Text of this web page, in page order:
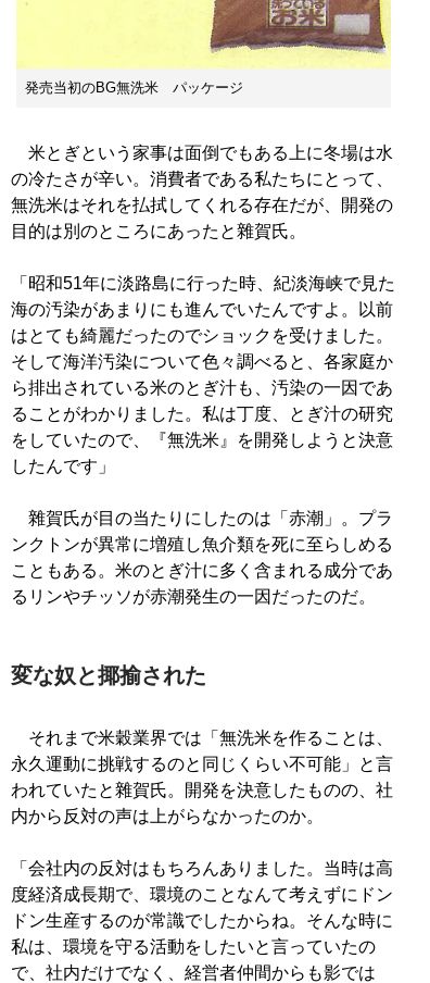
発売当初のBG無洗米 パッケージ
米とぎという家事は面倒でもある上に冬場は水
の冷たさが辛い。消費者である私たちにとって、
無洗米はそれを払拭してくれる存在だが、開発の
目的は別のところにあったと雜賀氏。
「昭和51年に淡路島に行った時、紀淡海峡で見た
海の汚染があまりにも進んでいたんですよ。以前
はとても綺麗だったのでショックを受けました。
そして海洋汚染について色々調べると、各家庭か
ら排出されている米のとぎ汁も、汚染の一因であ
ることがわかりました。私は丁度、とぎ汁の研究
をしていたので、『無洗米』を開発しようと決意
したんです」
雜賀氏が目の当たりにしたのは「赤潮」。プラ
ンクトンが異常に増殖し魚介類を死に至らしめる
こともある。米のとぎ汁に多く含まれる成分であ
るリンやチッソが赤潮発生の一因だったのだ。
変な奴と揶揄された
それまで米穀業界では「無洗米を作ることは、
永久運動に挑戦するのと同じくらい不可能」と言
われていたと雜賀氏。開発を決意したものの、社
内から反対の声は上がらなかったのか。
「会社内の反対はもちろんありました。当時は高
度経済成長期で、環境のことなんて考えずにドン
ドン生産するのが常識でしたからね。そんな時に
私は、環境を守る活動をしたいと言っていたの
で、社内だけでなく、経営者仲間からも影では